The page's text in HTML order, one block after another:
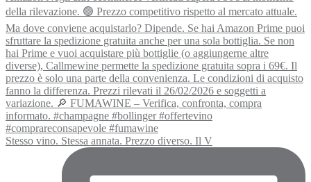
Stesso vino. Stessa annata. Prezzo diverso. Il V